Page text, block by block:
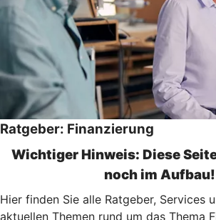
Ratgeber: Finanzierung
Wichtiger Hinweis: Diese
noch im Aufbau!
Hier finden Sie alle Ratgeber, Services
aktuellen Themen rund um das Thema